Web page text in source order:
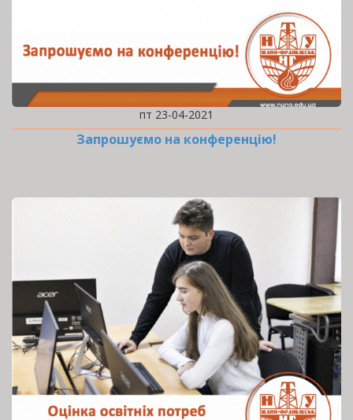
пт 23-04-2021
Запрошуємо на конференцію!